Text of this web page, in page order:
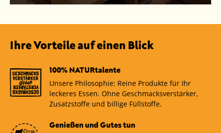
Ihre Vorteile auf einen Blick
100% NATURtalente
Unsere Philosophie: Reine Produkte für Ihr
leckeres Essen. Ohne Geschmacksverstärker,
Zusatzstoffe und billige Füllstoffe.
Genießen und Gutes tun